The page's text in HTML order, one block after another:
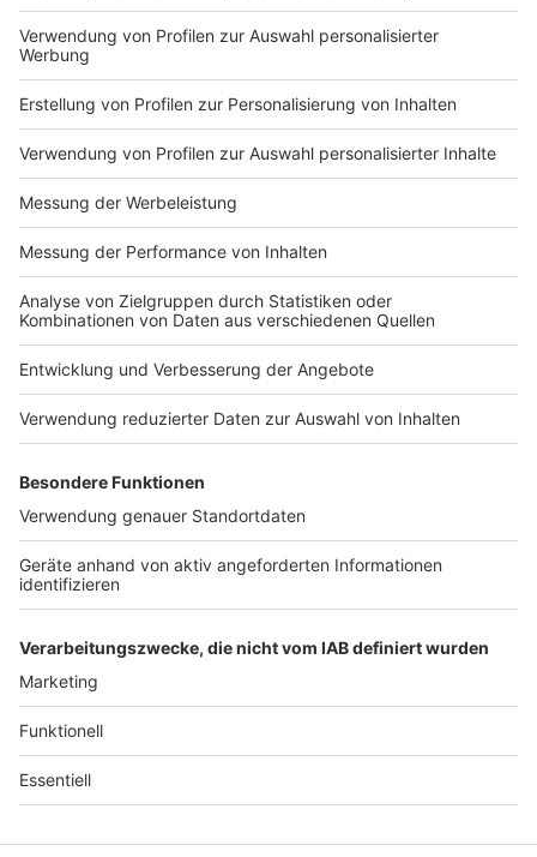
Impressum
Nutzungsbedingungen
Jobs
Presse
Werben
Archiv
ANTENNE BAYERN GROUP
Stiftung ANTENNE BAYERN
hilft
Teilnahmebedingungen
Grounding Page ANTENNE
BAYERN
Kontakt
Studio-Hotline
Verkehrs-Hotline
Datenschutz­erklärung
Newsletter